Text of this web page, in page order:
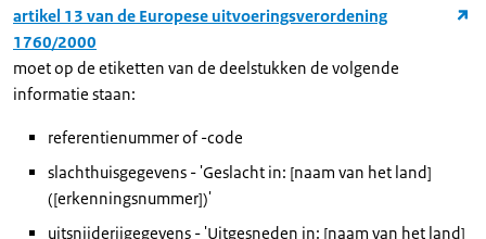
artikel 13 van de Europese uitvoeringsverordening
1760/2000
moet op de etiketten van de deelstukken de volgende
informatie staan:
referentienummer of -code
slachthuisgegevens - 'Geslacht in: [naam van het land]
([erkenningsnummer])'
uitsnijderijgegevens - 'Uitgesneden in: [naam van het land]